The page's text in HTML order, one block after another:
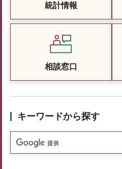
統計情報
相談窓口
キーワードから探す